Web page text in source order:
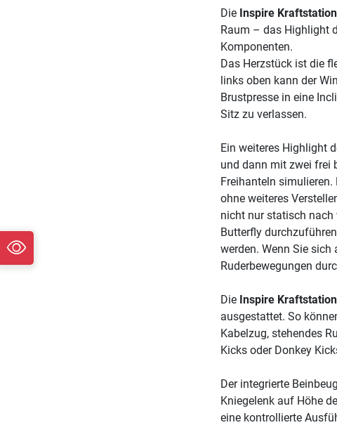
Die Inspire
Raum – das Highlight
Komponenten.
Das Herzstück ist die
links oben kann der
Brustpresse in eine
Sitz zu verlassen.
Ein weiteres Highlight
und dann mit zwei frei
Freihanteln
ohne weiteres
nicht nur statisch nach
Butterfly
werden. Wenn Sie sich
Ruderbewegungen
Die Inspire
ausgestattet. So
Kabelzug, stehendes
Kicks oder Donkey
Der integrierte
Kniegelenk auf Höhe
eine kontrollierte